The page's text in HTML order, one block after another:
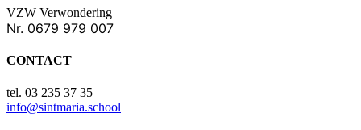
VZW Verwondering
Nr. 0679 979 007
CONTACT
tel. 03 235 37 35
info@sintmaria.school